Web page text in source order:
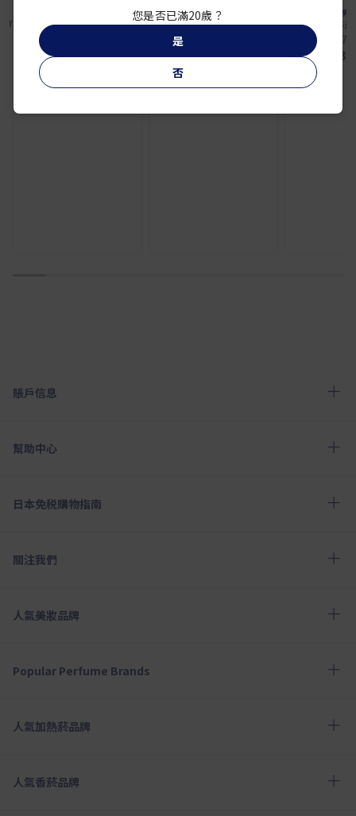
大門 純米大吟釀 關西
國際機場限定 720ml
¥ 4,000
煌金陵 純米大吟醸酒
¥ 3,200
男
男山 北野
吟釀
¥
賬戶信息
幫助中心
日本免税購物指南
關注我們
人氣美妝品牌
Popular Perfume Brands
人氣加熱菸品牌
人氣香菸品牌
您是否已滿20歲？
是
否